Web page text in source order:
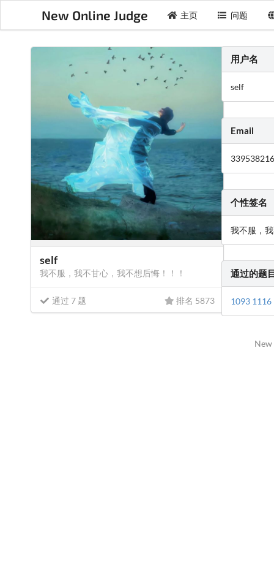
New Online Judge 主页 问题
self
我不服，我不甘心，我不想后悔！！！
通过 7 题 排名 5873
用户名
self
Email
个性签名
我不服，
通过的题
1093 1116